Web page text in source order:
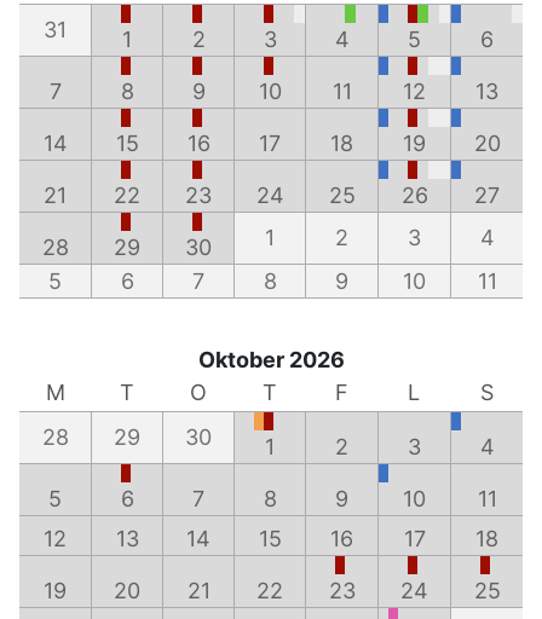
31
1 2 3 4 5 6
7 8 9 10 11 12 13
14 15 16 17 18 19 20
21 22 23 24 25 26 27
28 29 30 1 2 3
4
5
6 7 8 9 10 11
Oktober 2026
M
T O T F L
S
28
29 30 1 2 3 4
5 6 7 8 9 10
11
12
13 14 15 16 17 18
19 20 21 22 23 24 25